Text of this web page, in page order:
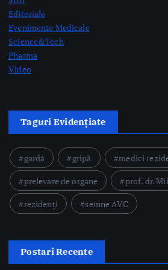
gardă gripă
rezidenți
Postari Recente
CNAS organizează consultări
reprezentative din domeniul
Contractului-cadru în perioada
by Briana Teodorescu
Ministerul Sănătății: 49 de acte
această săptămână pentru
ANT: Trei prelevări de organe